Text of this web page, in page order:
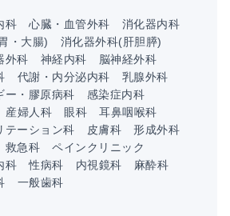
科 心臓・血管外科
消化器内科
・大腸)
消化器外科(肝胆膵)
外科 神経内科
脳神経外科
代謝・内分泌内科
乳腺外科
ー・膠原病科
感染症内科
産婦人科 眼科
耳鼻咽喉科
テーション科 皮膚科
形成外科
救急科
ペインクリニック
科 性病科 内視鏡科
麻酔科
一般歯科